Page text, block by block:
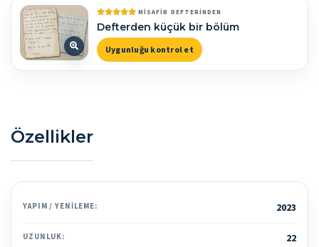
MISAFIR DEFTERINDEN
Defterden küçük bir bölüm
Uygunluğu kontrol et
Özellikler
YAPIM / YENILEME: 2023
UZUNLUK: 22